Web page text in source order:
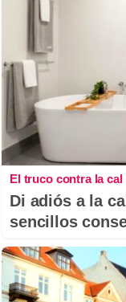
El truco contra la cal
Di adiós a la
sencillos